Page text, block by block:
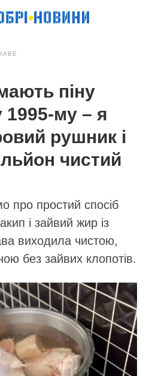
піну
му – я
рушник і
чистий
про простий спосіб
і зайвий жир із
виходила чистою,
без зайвих клопотів.